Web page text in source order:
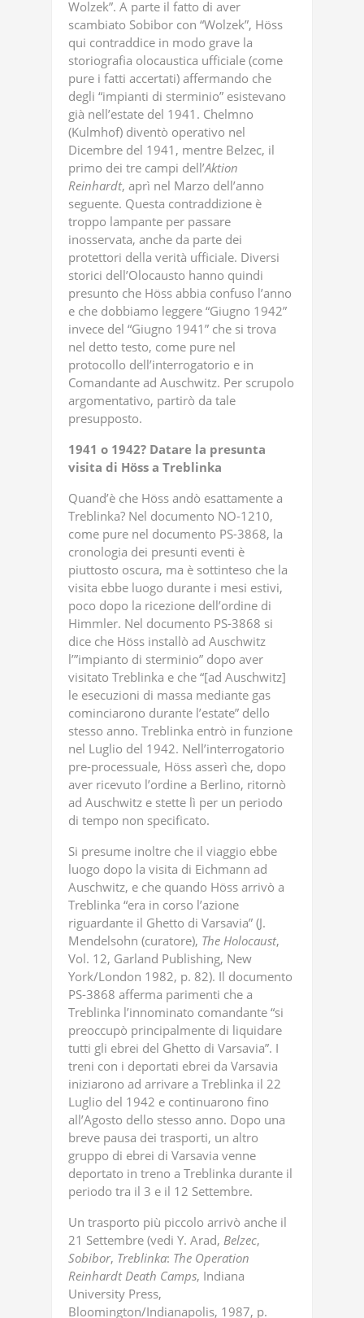
Wolzek”. A parte il fatto di aver
scambiato Sobibor con “Wolzek”, Höss
qui contraddice in modo grave la
storiografia olocaustica ufficiale (come
pure i fatti accertati) affermando che
degli “impianti di sterminio” esistevano
già nell’estate del 1941. Chelmno
(Kulmhof) diventò operativo nel
Dicembre del 1941, mentre Belzec, il
primo dei tre campi dell’Aktion
Reinhardt, aprì nel Marzo dell’anno
seguente. Questa contraddizione è
troppo lampante per passare
inosservata, anche da parte dei
protettori della verità ufficiale. Diversi
storici dell’Olocausto hanno quindi
presunto che Höss abbia confuso l’anno
e che dobbiamo leggere “Giugno 1942”
invece del “Giugno 1941” che si trova
nel detto testo, come pure nel
protocollo dell’interrogatorio e in
Comandante ad Auschwitz. Per scrupolo
argomentativo, partirò da tale
presupposto.
1941 o 1942? Datare la presunta
visita di Höss a Treblinka
Quand’è che Höss andò esattamente a
Treblinka? Nel documento NO-1210,
come pure nel documento PS-3868, la
cronologia dei presunti eventi è
piuttosto oscura, ma è sottinteso che la
visita ebbe luogo durante i mesi estivi,
poco dopo la ricezione dell’ordine di
Himmler. Nel documento PS-3868 si
dice che Höss installò ad Auschwitz
l’”impianto di sterminio” dopo aver
visitato Treblinka e che “[ad Auschwitz]
le esecuzioni di massa mediante gas
cominciarono durante l’estate” dello
stesso anno. Treblinka entrò in funzione
nel Luglio del 1942. Nell’interrogatorio
pre-processuale, Höss asserì che, dopo
aver ricevuto l’ordine a Berlino, ritornò
ad Auschwitz e stette lì per un periodo
di tempo non specificato.
Si presume inoltre che il viaggio ebbe
luogo dopo la visita di Eichmann ad
Auschwitz, e che quando Höss arrivò a
Treblinka “era in corso l’azione
riguardante il Ghetto di Varsavia” (J.
Mendelsohn (curatore), The Holocaust,
Vol. 12, Garland Publishing, New
York/London 1982, p. 82). Il documento
PS-3868 afferma parimenti che a
Treblinka l’innominato comandante “si
preoccupò principalmente di liquidare
tutti gli ebrei del Ghetto di Varsavia”. I
treni con i deportati ebrei da Varsavia
iniziarono ad arrivare a Treblinka il 22
Luglio del 1942 e continuarono fino
all’Agosto dello stesso anno. Dopo una
breve pausa dei trasporti, un altro
gruppo di ebrei di Varsavia venne
deportato in treno a Treblinka durante il
periodo tra il 3 e il 12 Settembre.
Un trasporto più piccolo arrivò anche il
21 Settembre (vedi Y. Arad, Belzec,
Sobibor, Treblinka: The Operation
Reinhardt Death Camps, Indiana
University Press,
Bloomington/Indianapolis, 1987, p.